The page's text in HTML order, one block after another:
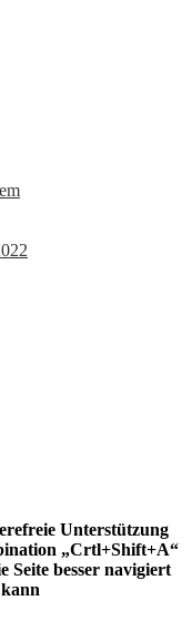
Unterstützung
„Crtl+Shift+A“
Seite besser navigiert